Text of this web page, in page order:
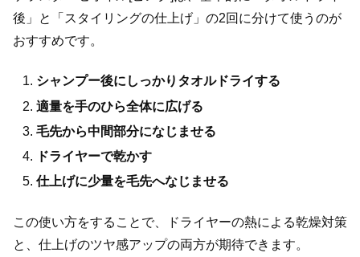
後」と「スタイリングの仕上げ」の2回に分けて使うのが
おすすめです。
シャンプー後にしっかりタオルドライする
適量を手のひら全体に広げる
毛先から中間部分になじませる
ドライヤーで乾かす
仕上げに少量を毛先へなじませる
この使い方をすることで、ドライヤーの熱による乾燥対策
と、仕上げのツヤ感アップの両方が期待できます。